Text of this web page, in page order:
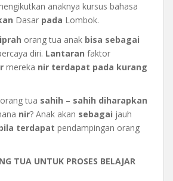
anaknya kursus bahasa
Dasar pada Lombok.
orang tua anak bisa sebagai
diri. Lantaran faktor
mereka nir terdapat pada kurang
orang tua sahih – sahih diharapkan
nir? Anak akan sebagai jauh
terdapat pendampingan orang
TUA UNTUK PROSES BELAJAR